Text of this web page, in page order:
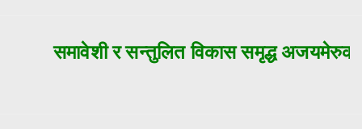
समावेशी र सन्तुलित विकास समृद्ध अजयमेरुको